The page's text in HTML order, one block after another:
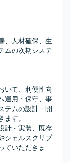
、人材確保、生
ムの次期システ
いて、利便性向
運用・保守、事
テムの設計・開
す。
計・実装、既存
シェルスクリプ
ていただきま